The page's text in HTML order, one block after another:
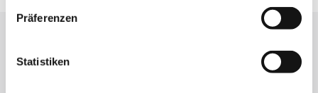
Präferenzen
Statistiken
Mit unserem Newsletter bleiben Sie zu Events,